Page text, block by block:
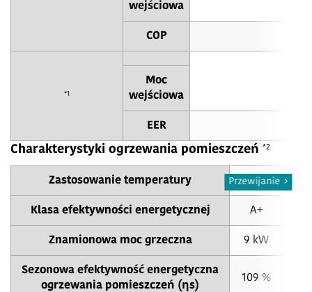
wejściowa
COP
*1
Moc
wejściowa
EER
Charakterystyki ogrzewania pomieszczeń *2
Zastosowanie temperatury 55 °C
Klasa efektywności energetycznej A+
Znamionowa moc grzeczna 9 kW
Sezonowa efektywność energetyczna
ogrzewania pomieszczeń (ηs)
109 %
Przewijanie